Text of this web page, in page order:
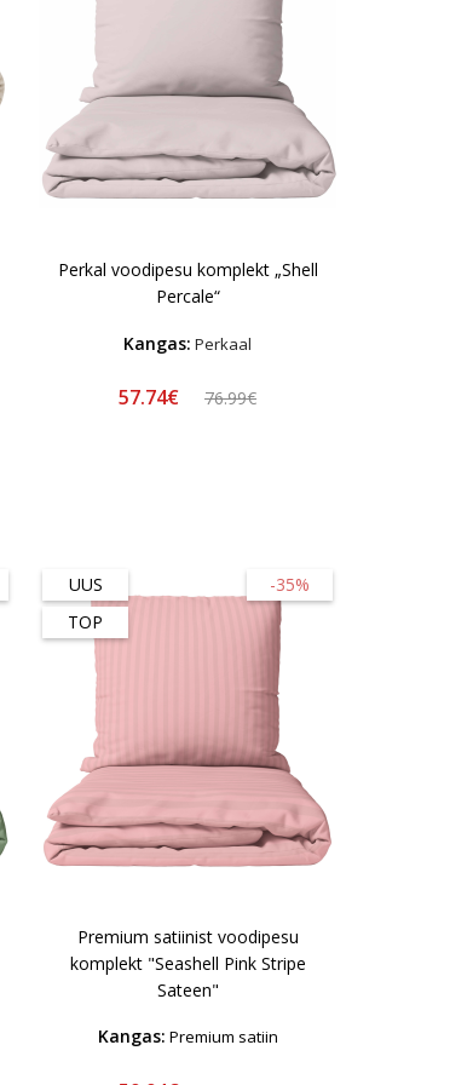
Perkal voodipesu komplekt „Shell
Percale“
Kangas: Perkaal
57.74€ 76.99€
-35%
UUS
TOP
Premium satiinist voodipesu
komplekt "Seashell Pink Stripe
Sateen"
Kangas: Premium satiin